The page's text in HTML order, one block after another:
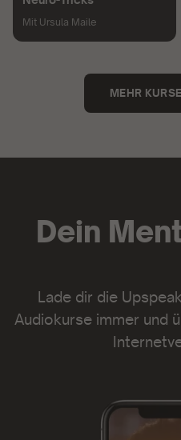
Mit Ursula Maile
MEHR
Dein
Lade dir die
Audiokurse immer und